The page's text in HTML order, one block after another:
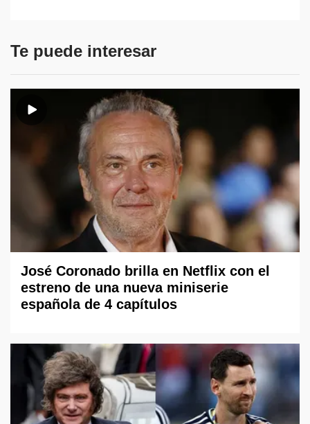
Te puede interesar
José Coronado brilla en Netflix con el
estreno de una nueva miniserie
española de 4 capítulos